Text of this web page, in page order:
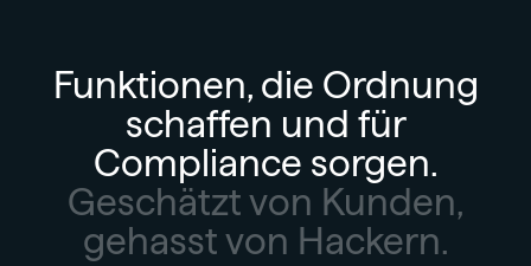
Funktionen, die Ordnung
schaffen und für
Compliance sorgen.
Geschätzt von Kunden,
gehasst von Hackern.